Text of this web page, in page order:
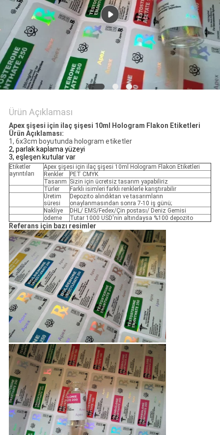
Ürün Açıklaması
Apex şişesi için ilaç şişesi 10ml Hologram Flakon Etiketleri
Ürün Açıklaması:
1, 6x3cm boyutunda hologram etiketler
2, parlak kaplama yüzeyi
3, eşleşen kutular var
Etiketler
ayrıntıları
Apex şişesi için ilaç şişesi 10ml Hologram Flakon Etiketleri
Renkler
PET CMYK
Tasarım Sizin için ücretsiz tasarım yapabiliriz
Türler
Farklı isimleri farklı renklerle karıştırabilir
Üretim
süresi
Depozito alındıktan ve tasarımların
onaylanmasından sonra 7-10 iş günü;
Nakliye
DHL/ EMS/Fedex/Çin postası/ Deniz Gemisi
ödeme
Tutar 1000 USD'nin altındaysa %100 depozito
Referans için bazı resimler